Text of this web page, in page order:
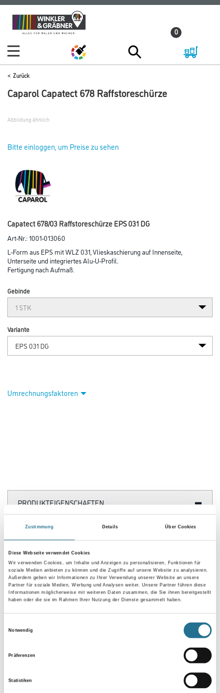
Zustimmung Details Über Cookies
Diese Webseite verwendet Cookies
Wir verwenden Cookies, um Inhalte und Anzeigen zu personalisieren, Funktionen für
soziale Medien anbieten zu können und die Zugriffe auf unsere Website zu analysieren.
Außerdem geben wir Informationen zu Ihrer Verwendung unserer Website an unsere
Partner für soziale Medien, Werbung und Analysen weiter. Unsere Partner führen diese
Informationen möglicherweise mit weiteren Daten zusammen, die Sie ihnen bereitgestellt
haben oder die sie im Rahmen Ihrer Nutzung der Dienste gesammelt haben.
Notwendig
Präferenzen
Statistiken
Zum
Inhalt
Zum
Navigationsmenü
0
Zurück
Caparol Capatect 678 Raffstoreschürze
Abbildung ähnlich
Bitte einloggen, um Preise zu sehen
Capatect 678/03 Raffstoreschürze EPS 031 DG
Art-Nr.:1001-013060
L-Form aus EPS mit WLZ 031, Vlieskaschierung auf Innenseite,
Unterseite und integriertes Alu-U-Profil.
Fertigung nach Aufmaß.
Gebinde
Variante
Umrechnungsfaktoren
PRODUKTEIGENSCHAFTEN
Produkteigenschaft
- Montagefertiges Element zur Befestigung von
Verschattungsanlagen
- Herstellbar in flexiblen Maßen
- Integrierte Alu-Schiene zur Aufnahme des Lamellenpaketes
- Frontseite als Putzträgerplattenschürze
- Optional integrierte luftdichte Elektrodose
- Minimierung von Wärmebrücken
- Einfache und rationelle Montage
Verbrauch